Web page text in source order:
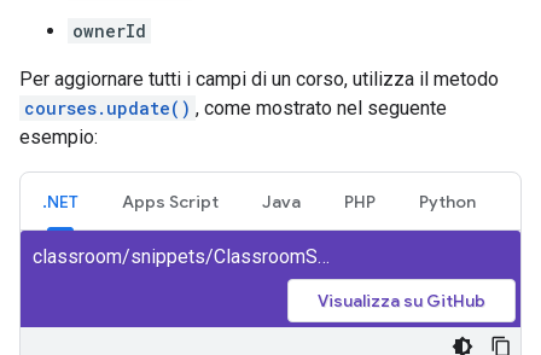
ownerId
Per aggiornare tutti i campi di un corso, utilizza il metodo
courses.update() , come mostrato nel seguente
esempio:
.NET Apps Script Java PHP Python
classroom/snippets/ClassroomSnippets/UpdateCourse.cs
Visualizza su GitHub